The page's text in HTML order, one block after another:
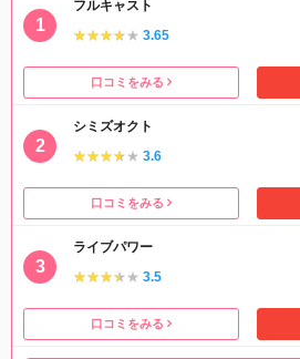
フルキャスト
★★★★★
★★★★★ 3.65
口コミをみる
シミズオクト
★★★★★
★★★★★ 3.6
口コミをみる
ライブパワー
★★★★★
★★★★★ 3.5
口コミをみる